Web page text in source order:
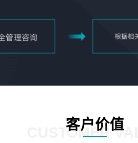
客户价值
CUSTOMER